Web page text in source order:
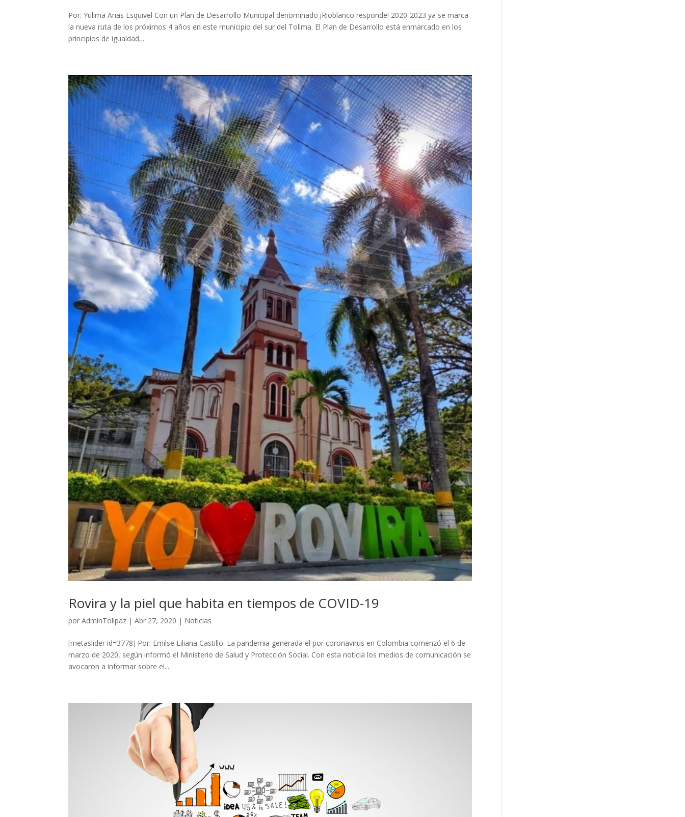
Por: Yulima Arias Esquivel Con un Plan de Desarrollo Municipal denominado ¡Rioblanco responde! 2020-2023 ya se marca
la nueva ruta de los próximos 4 años en este municipio del sur del Tolima. El Plan de Desarrollo está enmarcado en los
principios de igualdad,...
Rovira y la piel que habita en tiempos de COVID-19
porAdminTolipaz |Abr 27, 2020 | Noticias
[metaslider id=3778] Por: Emilse Liliana Castillo. La pandemia generada el por coronavirus en Colombia comenzó el 6 de
marzo de 2020, según informó el Ministerio de Salud y Protección Social. Con esta noticia los medios de comunicación se
avocaron a informar sobre el...